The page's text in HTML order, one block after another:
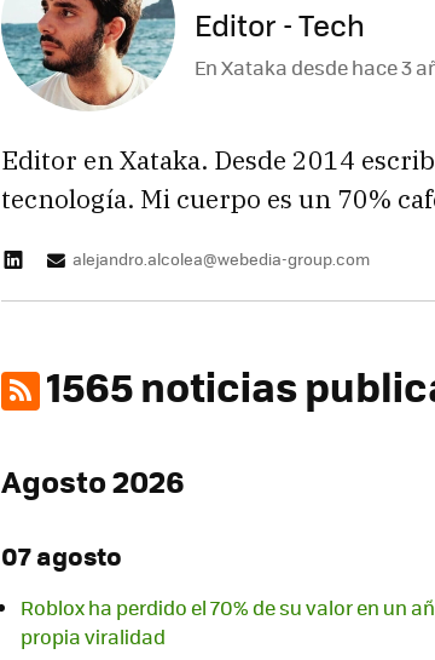
Editor - Tech
En Xataka desdehace 3
Editor en Xataka. Desde 2014
tecnología. Mi cuerpo es un 70%
alejandro.alcolea@webedia-group.com
1565 noticias
Agosto 2026
07 agosto
Roblox ha perdido el 70% de su valor en un
propia viralidad